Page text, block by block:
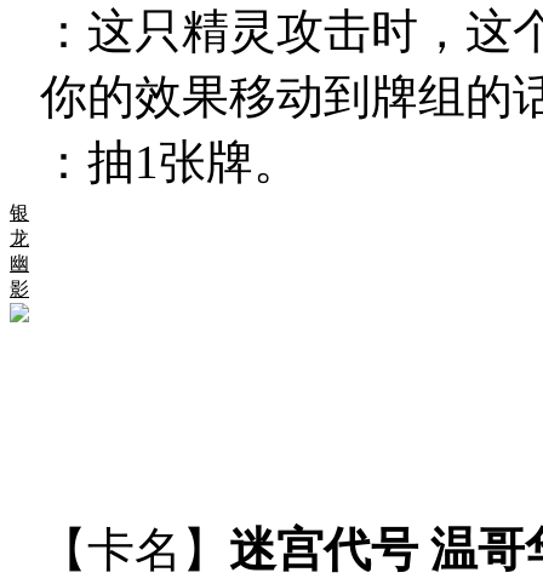
银
龙
幽
影
：这只精灵攻击时，
你的效果移动到牌组的
：抽1张牌。
【卡名】 迷宫代号 温哥